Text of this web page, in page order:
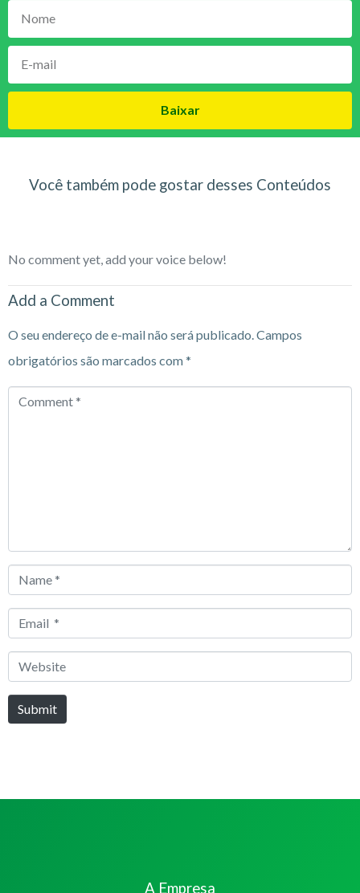
Baixar
Você também pode gostar desses Conteúdos
No comment yet, add your voice below!
Add a Comment
O seu endereço de e-mail não será publicado. Campos
obrigatórios são marcados com*
Comment
Name
Email
Website
Submit
A Empresa